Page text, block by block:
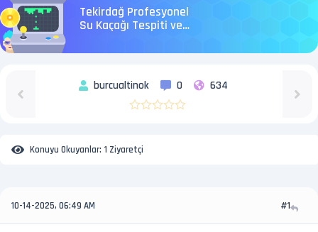
Tekirdağ Profesyonel
Su Kaçağı Tespiti ve
burcualtinok 0 634
Konuyu Okuyanlar: 1 Ziyaretçi
10-14-2025, 06:49 AM #1